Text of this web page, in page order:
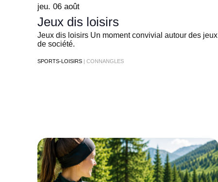
jeu. 06 août
Jeux dis loisirs
Jeux dis loisirs Un moment convivial autour des jeux
de société.
SPORTS-LOISIRS | CONNANGLES